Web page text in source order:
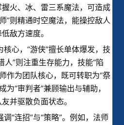
火、冰、雷三系魔法，可造成
”则精通时空魔法，能操控敌人
敌方速度。
心，“游侠”擅长单体爆发，技
人”则注重生存能力，技能“陷
作为团队核心，既可转职为“祭
为“审判者”兼顾输出与辅助，
并驱散负面状态。
“连招”与“策略”。例如，法师